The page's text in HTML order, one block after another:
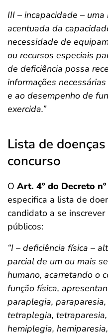
III – incapacidade –
acentuada da
necessidade de
ou recursos especiais
de deficiência possa
informações
e ao desempenho de
exercida.”
Lista de
concurso
O Art. 4º do Decreto
especifica a lista de
candidato a se inscrever
públicos:
“I – deficiência física –
parcial de um ou mais
humano, acarretando o
função física,
paraplegia,
tetraplegia,
hemiplegia,